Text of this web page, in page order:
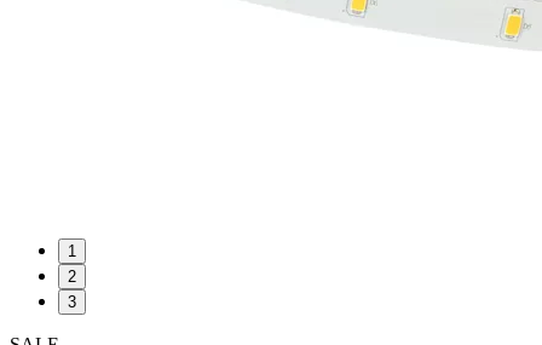
1
2
3